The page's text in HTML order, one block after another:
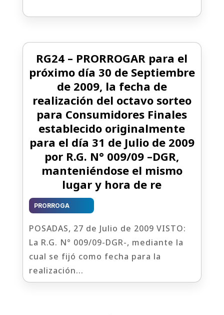
RG24 – PRORROGAR para el
próximo día 30 de Septiembre
de 2009, la fecha de
realización del octavo sorteo
para Consumidores Finales
establecido originalmente
para el día 31 de Julio de 2009
por R.G. N° 009/09 –DGR,
manteniéndose el mismo
lugar y hora de re
PRORROGA
POSADAS, 27 de Julio de 2009 VISTO:
La R.G. N° 009/09-DGR-, mediante la
cual se fijó como fecha para la
realización...